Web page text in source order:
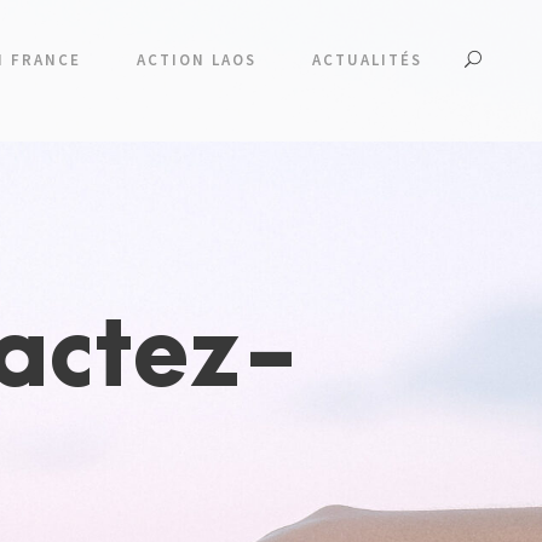
FRANCE ACTION LAOS ACTUALITÉS